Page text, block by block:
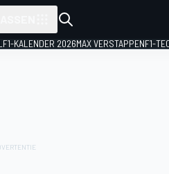
F1-KALENDER 2026MAX VERSTAPPENF1-